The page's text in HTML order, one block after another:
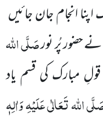
انجام جان جائیں
حضور پُر نورصَلَّی اللہ
مبارک کی قسم یاد
اللہ تَعَالٰی عَلَیْہِ وَاٰلِہٖ